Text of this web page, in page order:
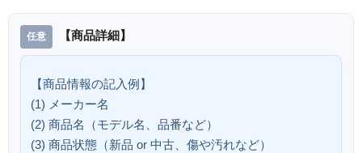
【商品詳細】
【商品情報の記入例】
(1) メーカー名
(2) 商品名（モデル名、品番など）
(3) 商品状態（新品 or 中古、傷や汚れなど）